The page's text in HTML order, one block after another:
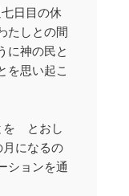
日目の休
たしとの間
に神の民と
を思い起こ
を とおし
になるの
ションを通